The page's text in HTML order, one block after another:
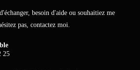
besoin d'aide ou souhaitiez me
pas, contactez moi.
25